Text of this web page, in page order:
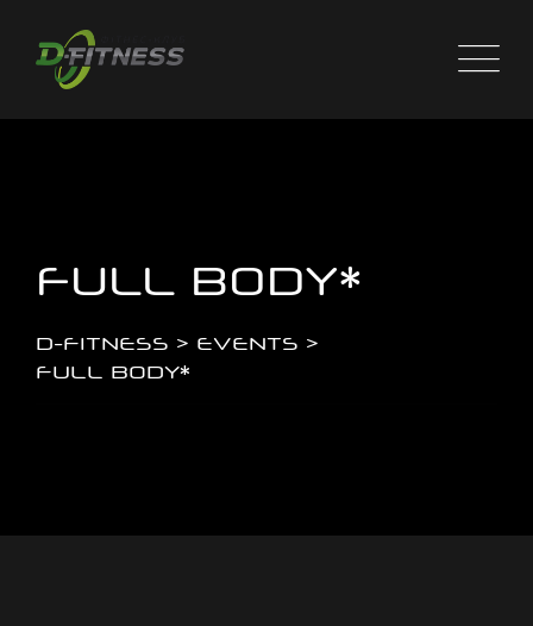
content
FULL BODY*
D-FITNESS > EVENTS >
FULL BODY*